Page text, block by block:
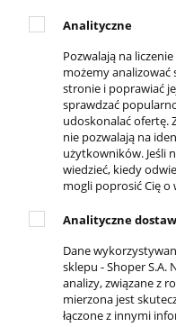
Czas
ul.
Analityczne
Pozwalają na
możemy analizować
stronie i poprawiać
sprawdzać
udoskonalać ofertę.
nie pozwalają na
użytkowników. Jeśli
wiedzieć, kiedy
mogli poprosić Cię
Analityczne
Dane
sklepu - Shoper S.A.
analizy, związane z
mierzona jest
łączone z innymi